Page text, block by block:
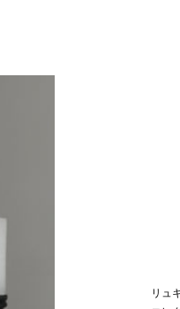
リュ